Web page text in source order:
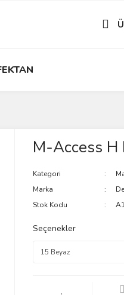
M-Access H
Kategori
Marka
Stok Kodu
Seçenekler